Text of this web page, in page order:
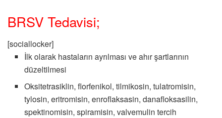
BRSV Tedavisi;
[sociallocker]
İlk olarak hastaların ayrılması ve ahır şartlarının
düzeltilmesi
Oksitetrasiklin, florfenikol, tilmikosin, tulatromisin,
tylosin, eritromisin, enroflaksasin, danafloksasilin,
spektinomisin, spiramisin, valvemulin tercih